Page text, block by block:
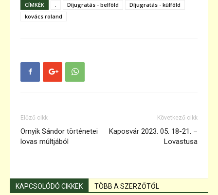
CÍMKÉK Díjugratás - belföld
Díjugratás - külföld
kovács roland
Előző cikk
Ornyik Sándor történetei
lovas múltjából
Következő cikk
Kaposvár 2023. 05. 18-21. –
Lovastusa
KAPCSOLÓDÓ CIKKEK TÖBB A SZERZŐTŐL